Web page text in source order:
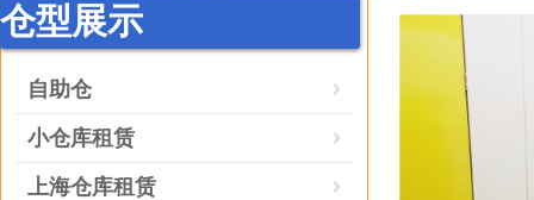
自助仓
小仓库租赁
上海仓库租赁
仓型展示